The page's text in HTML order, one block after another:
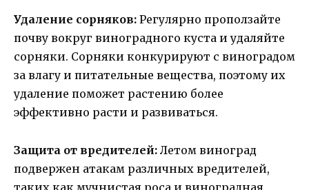
Удаление сорняков: Регулярно проползайте
почву вокруг виноградного куста и удаляйте
сорняки. Сорняки конкурируют с виноградом
за влагу и питательные вещества, поэтому их
удаление поможет растению более
эффективно расти и развиваться.
Защита от вредителей: Летом виноград
подвержен атакам различных вредителей,
таких как мучнистая роса и виноградная